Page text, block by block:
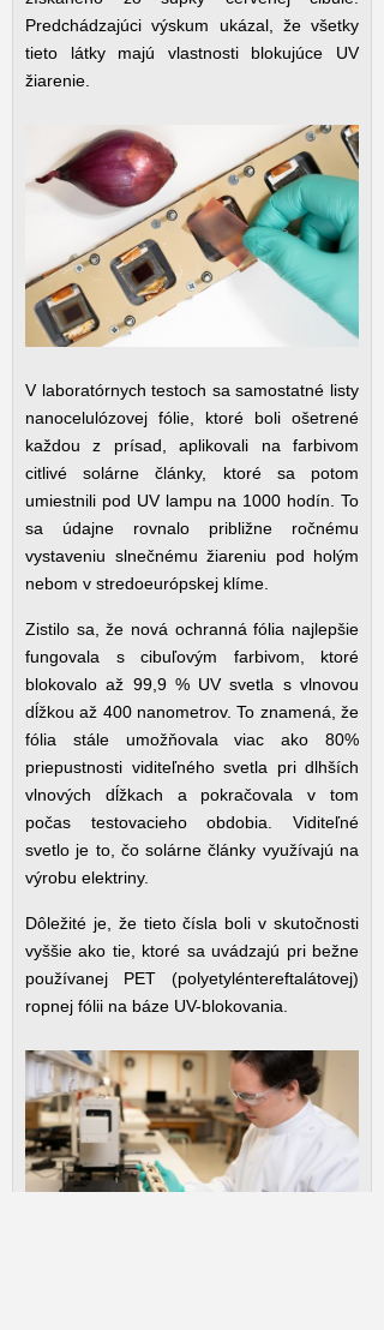
Predchádzajúci výskum ukázal, že všetky
tieto látky majú vlastnosti blokujúce UV
žiarenie.
V laboratórnych testoch sa samostatné listy
nanocelulózovej fólie, ktoré boli ošetrené
každou z prísad, aplikovali na farbivom
citlivé solárne články, ktoré sa potom
umiestnili pod UV lampu na 1000 hodín. To
sa údajne rovnalo približne ročnému
vystaveniu slnečnému žiareniu pod holým
nebom v stredoeurópskej klíme.
Zistilo sa, že nová ochranná fólia najlepšie
fungovala s cibuľovým farbivom, ktoré
blokovalo až 99,9 % UV svetla s vlnovou
dĺžkou až 400 nanometrov. To znamená, že
fólia stále umožňovala viac ako 80%
priepustnosti viditeľného svetla pri dlhších
vlnových dĺžkach a pokračovala v tom
počas testovacieho obdobia. Viditeľné
svetlo je to, čo solárne články využívajú na
výrobu elektriny.
Dôležité je, že tieto čísla boli v skutočnosti
vyššie ako tie, ktoré sa uvádzajú pri bežne
používanej PET (polyetyléntereftalátovej)
ropnej fólii na báze UV-blokovania.